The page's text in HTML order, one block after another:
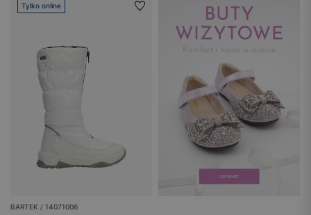
Tylko online
BARTEK / 14071006